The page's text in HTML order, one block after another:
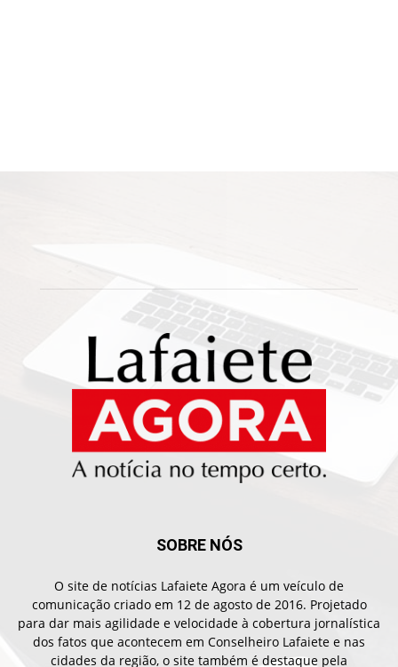
SOBRE NÓS
O site de notícias Lafaiete Agora é um veículo de
comunicação criado em 12 de agosto de 2016. Projetado
para dar mais agilidade e velocidade à cobertura jornalística
dos fatos que acontecem em Conselheiro Lafaiete e nas
cidades da região, o site também é destaque pela